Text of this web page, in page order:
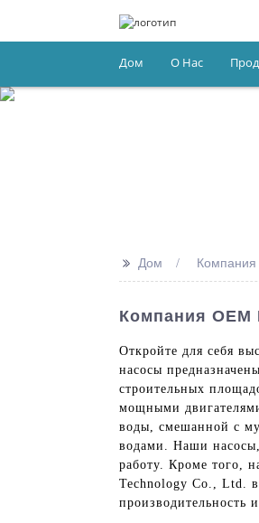
Дом О Нас
>> Дом Компания
Компания
Откройте для себя
насосы
строительных
мощными
воды, смешанной с
водами. Наши насосы,
работу. Кроме того,
Technology Co., Ltd. в
производительность